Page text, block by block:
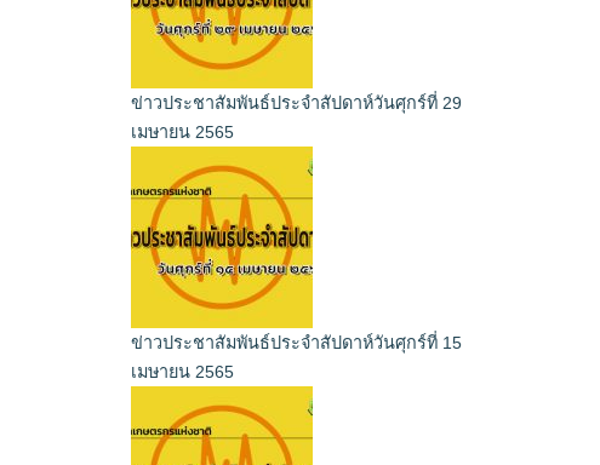
ข่าวประชาสัมพันธ์ประจำสัปดาห์วันศุกร์ที่ 29
เมษายน 2565
ข่าวประชาสัมพันธ์ประจำสัปดาห์วันศุกร์ที่ 15
เมษายน 2565